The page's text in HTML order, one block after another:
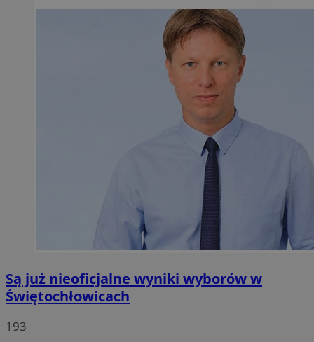
Są już nieoficjalne wyniki wyborów w
Świętochłowicach
193